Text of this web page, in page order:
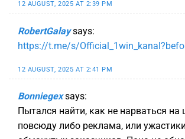
12 AUGUST, 2025 AT 2:39 PM
RobertGalay says:
https://t.me/s/
12 AUGUST, 2025 AT 2:41 PM
Bonniegex says:
Пытался найти, как не нарваться
повсюду либо реклама, или